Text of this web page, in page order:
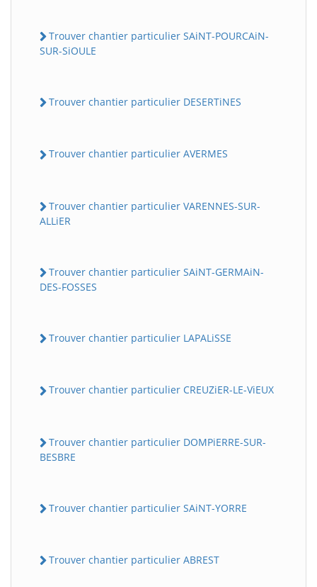
Trouver chantier particulier SAiNT-POURCAiN-
SUR-SiOULE
Trouver chantier particulier DESERTiNES
Trouver chantier particulier AVERMES
Trouver chantier particulier VARENNES-SUR-
ALLiER
Trouver chantier particulier SAiNT-GERMAiN-
DES-FOSSES
Trouver chantier particulier LAPALiSSE
Trouver chantier particulier CREUZiER-LE-ViEUX
Trouver chantier particulier DOMPiERRE-SUR-
BESBRE
Trouver chantier particulier SAiNT-YORRE
Trouver chantier particulier ABREST